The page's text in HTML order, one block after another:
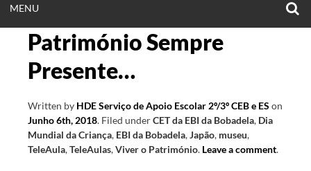
MENU
MENU
Património Sempre
Presente…
Written by HDE Serviço de Apoio Escolar 2º/3º CEB e ES on
Junho 6th, 2018. Filed underCET da EBI da Bobadela, Dia
Mundial da Criança, EBI da Bobadela,Japão, museu,
TeleAula,TeleAulas,Viver o Património. Leave a comment.